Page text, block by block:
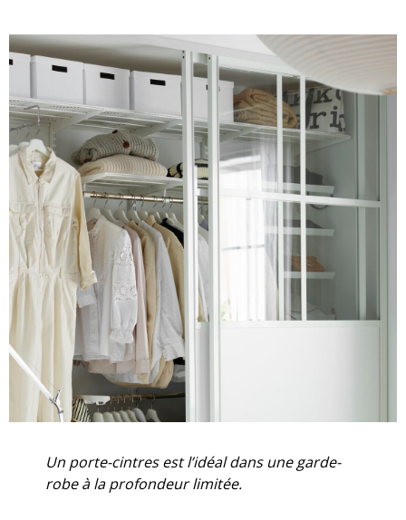
Un porte-cintres est l’idéal dans une garde-
robe à la profondeur limitée.